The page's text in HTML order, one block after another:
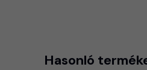
Hasonló